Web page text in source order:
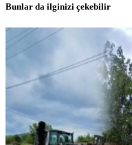
Bunlar da ilginizi çekebilir